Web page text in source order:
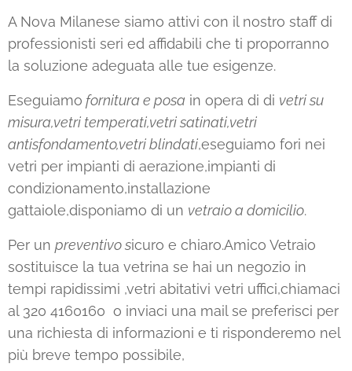
A Nova Milanese siamo attivi con il nostro staff di
professionisti seri ed affidabili che ti proporranno
la soluzione adeguata alle tue esigenze.
Eseguiamo fornitura e posa in opera di di vetri su
misura,vetri temperati,vetri satinati,vetri
antisfondamento,vetri blindati,eseguiamo fori nei
vetri per impianti di aerazione,impianti di
condizionamento,installazione
gattaiole,disponiamo di un vetraio a domicilio.
Per un preventivo sicuro e chiaro.Amico Vetraio
sostituisce la tua vetrina se hai un negozio in
tempi rapidissimi ,vetri abitativi vetri uffici,chiamaci
al 320 4160160 o inviaci una mail se preferisci per
una richiesta di informazioni e ti risponderemo nel
più breve tempo possibile,